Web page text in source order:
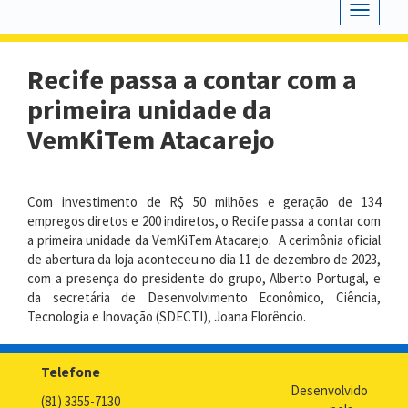
Toggle
Recife passa a contar com a
primeira unidade da
VemKiTem Atacarejo
Com investimento de R$ 50 milhões e geração de 134
empregos diretos e 200 indiretos, o Recife passa a contar com
a primeira unidade da VemKiTem Atacarejo. A cerimônia oficial
de abertura da loja aconteceu no dia 11 de dezembro de 2023,
com a presença do presidente do grupo, Alberto Portugal, e
da secretária de Desenvolvimento Econômico, Ciência,
Tecnologia e Inovação (SDECTI), Joana Florêncio.
Telefone
(81) 3355-7130
Desenvolvido